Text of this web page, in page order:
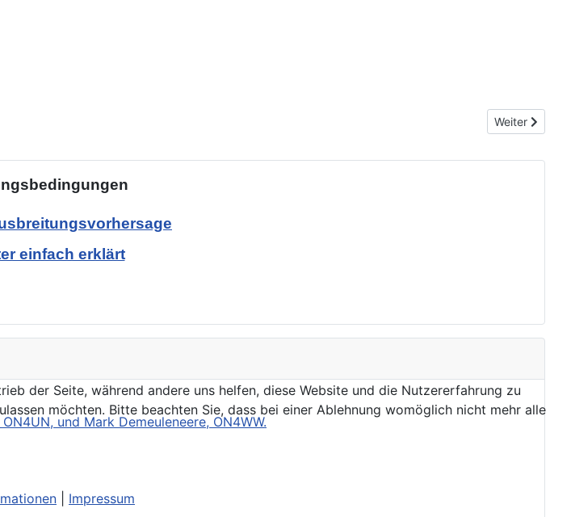
Nächster
Weiter
einfach erklärt
und Mark Demeuleneere, ON4WW.
der Seite, während andere uns helfen, diese Website und die Nutzererfahrung zu
möchten. Bitte beachten Sie, dass bei einer Ablehnung womöglich nicht mehr alle
Impressum